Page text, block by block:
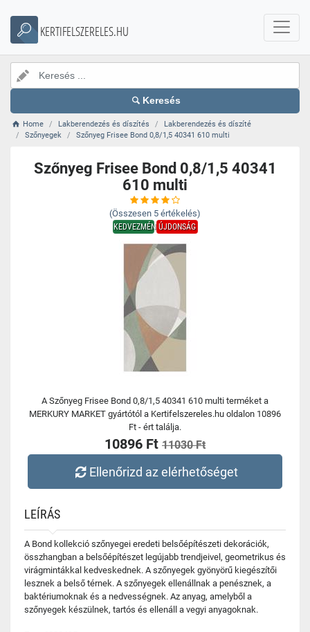
KERTIFELSZERELES.HU
Keresés
Home Lakberendezés és díszítés
Lakberendezés és díszíté
Szőnyegek
Szőnyeg Frisee Bond 0,8/1,5 40341 610 multi
Szőnyeg Frisee Bond 0,8/1,5 40341
610 multi
(Összesen 5 értékelés)
KEDVEZMÉNYÚJDONSÁG
A Szőnyeg Frisee Bond 0,8/1,5 40341 610 multi terméket a
MERKURY MARKET gyártótól a Kertifelszereles.hu oldalon 10896
Ft - ért találja.
10896 Ft 11030 Ft
Ellenőrizd az elérhetőséget
LEÍRÁS
A Bond kollekció szőnyegei eredeti belsőépítészeti dekorációk,
összhangban a belsőépítészet legújabb trendjeivel, geometrikus és
virágmintákkal kedveskednek. A szőnyegek gyönyörű kiegészítői
lesznek a belső térnek. A szőnyegek ellenállnak a penésznek, a
baktériumoknak és a nedvességnek. Az anyag, amelyből a
szőnyegek készülnek, tartós és ellenáll a vegyi anyagoknak.